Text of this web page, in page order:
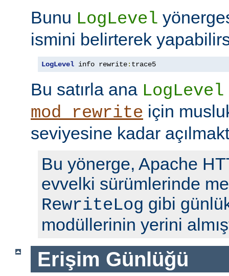
Bunu LogLevel
ismini belirterek
LogLevel info rewrite: trace5
Bu satırla ana LogLevel
mod_rewrite için
seviyesine kadar
Bu yönerge, Apache
evvelki sürümlerinde
RewriteLog gibi
modüllerinin yerini
Erişim Günlüğü